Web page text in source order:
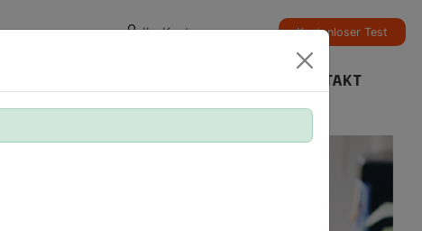
Ihr Konto Kostenloser Test
KONTAKT